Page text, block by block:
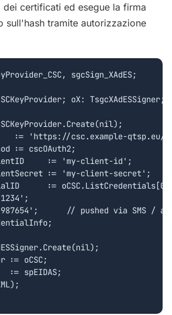
dei certificati ed esegue la firma
sull'hash tramite autorizzazione
sgcSign_XAdES;
oX: TsgcXAdESSigner;
:= 'https://csc.example-qtsp.eu/
:= cscOAuth2;
:= 'my-client-id';
:= 'my-client-secret';
:=
// pushed via SMS /
:= oCSC;
:= spEIDAS;